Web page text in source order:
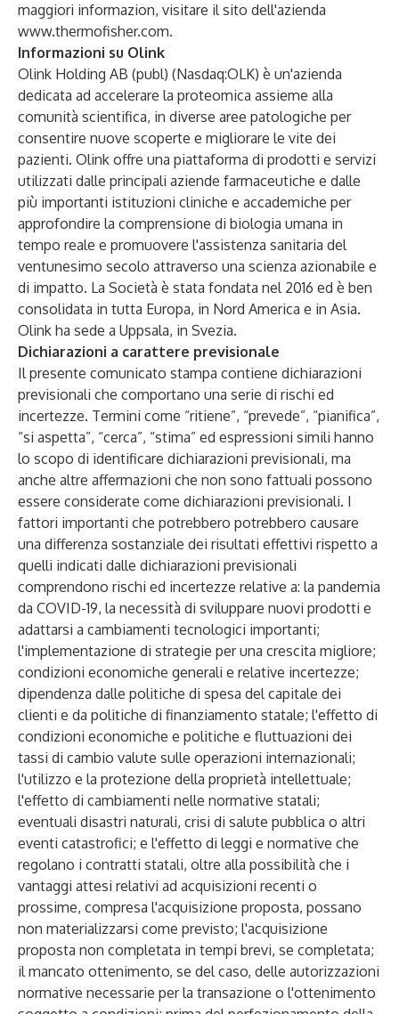
maggiori informazion, visitare il sito dell'azienda
www.thermofisher.com.
Informazioni su Olink
Olink Holding AB (publ) (Nasdaq:OLK) è un'azienda
dedicata ad accelerare la proteomica assieme alla
comunità scientifica, in diverse aree patologiche per
consentire nuove scoperte e migliorare le vite dei
pazienti. Olink offre una piattaforma di prodotti e servizi
utilizzati dalle principali aziende farmaceutiche e dalle
più importanti istituzioni cliniche e accademiche per
approfondire la comprensione di biologia umana in
tempo reale e promuovere l'assistenza sanitaria del
ventunesimo secolo attraverso una scienza azionabile e
di impatto. La Società è stata fondata nel 2016 ed è ben
consolidata in tutta Europa, in Nord America e in Asia.
Olink ha sede a Uppsala, in Svezia.
Dichiarazioni a carattere previsionale
Il presente comunicato stampa contiene dichiarazioni
previsionali che comportano una serie di rischi ed
incertezze. Termini come “ritiene”, “prevede”, “pianifica”,
“si aspetta”, “cerca”, “stima” ed espressioni simili hanno
lo scopo di identificare dichiarazioni previsionali, ma
anche altre affermazioni che non sono fattuali possono
essere considerate come dichiarazioni previsionali. I
fattori importanti che potrebbero potrebbero causare
una differenza sostanziale dei risultati effettivi rispetto a
quelli indicati dalle dichiarazioni previsionali
comprendono rischi ed incertezze relative a: la pandemia
da COVID-19, la necessità di sviluppare nuovi prodotti e
adattarsi a cambiamenti tecnologici importanti;
l'implementazione di strategie per una crescita migliore;
condizioni economiche generali e relative incertezze;
dipendenza dalle politiche di spesa del capitale dei
clienti e da politiche di finanziamento statale; l'effetto di
condizioni economiche e politiche e fluttuazioni dei
tassi di cambio valute sulle operazioni internazionali;
l'utilizzo e la protezione della proprietà intellettuale;
l'effetto di cambiamenti nelle normative statali;
eventuali disastri naturali, crisi di salute pubblica o altri
eventi catastrofici; e l'effetto di leggi e normative che
regolano i contratti statali, oltre alla possibilità che i
vantaggi attesi relativi ad acquisizioni recenti o
prossime, compresa l'acquisizione proposta, possano
non materializzarsi come previsto; l'acquisizione
proposta non completata in tempi brevi, se completata;
il mancato ottenimento, se del caso, delle autorizzazioni
normative necessarie per la transazione o l'ottenimento